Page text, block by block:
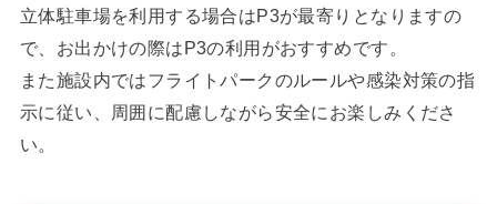
立体駐車場を利用する場合はP3が最寄りとなりますの
で、お出かけの際はP3の利用がおすすめです。
また施設内ではフライトパークのルールや感染対策の指
示に従い、周囲に配慮しながら安全にお楽しみくださ
い。